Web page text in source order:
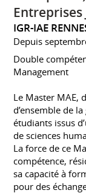
Entreprises
IGR-IAE
Depuis
Double
Management
Le Master MAE,
d’ensemble de
étudiants issus
de sciences
La force de ce
compétence,
sa capacité à
pour des